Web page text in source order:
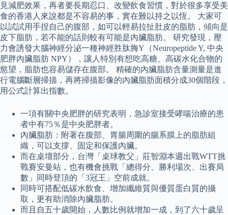
見減肥效果，再者要長期忍口、改變飲食習慣，對於很多享受美
食的香港人來說都是不容易的事，實在難以持之以恆。 大家可
以試試用手捏自己的腹部，如可以輕易拉扯肚皮的脂肪，傾向是
皮下脂肪，若不能的話則較有可能是內臟脂肪。 研究發現，壓
力會誘發大腦神經分泌一種神經胜肽脢Y（Neuropeptide Y, 中央
肥胖內臟脂肪 NPY），讓人特別有想吃高糖、高碳水化合物的
慾望，脂肪也容易儲存在腹部。 精確的內臟脂肪含量測量是進
行電腦斷層掃描，再將掃描影像的內臟脂肪面積分成30個階段，
用公式計算出指數。
一項有關中央肥胖的研究表明，急診室接受哮喘治療的患
者中有75％是中央肥胖者。
內臟脂肪：附著在腹部、胃腸周圍的腸系膜上的脂肪組
織，可以支撐、固定和保護內臟。
而在桌壇部分，台灣「桌球教父」莊智淵本週出戰WTT挑
戰賽安曼站，也有機會挑戰「總得分、勝利場次、出賽局
數」同時登頂的「3冠王」空前成就。
同時可搭配低碳水飲食、增加纖維質與優質蛋白質的攝
取，更有助消除內臟脂肪。
而且自五十歲開始，人數比例就增加一成，到了六十歲呈